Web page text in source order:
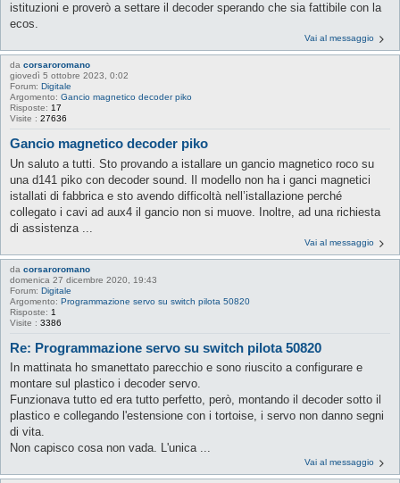
istituzioni e proverò a settare il decoder sperando che sia fattibile con la
ecos.
Vai al messaggio
da corsaroromano
giovedì 5 ottobre 2023, 0:02
Forum: Digitale
Argomento: Gancio magnetico decoder piko
Risposte: 17
Visite : 27636
Gancio magnetico decoder piko
Un saluto a tutti. Sto provando a istallare un gancio magnetico roco su
una d141 piko con decoder sound. Il modello non ha i ganci magnetici
istallati di fabbrica e sto avendo difficoltà nell’istallazione perché
collegato i cavi ad aux4 il gancio non si muove. Inoltre, ad una richiesta
di assistenza ...
Vai al messaggio
da corsaroromano
domenica 27 dicembre 2020, 19:43
Forum: Digitale
Argomento: Programmazione servo su switch pilota 50820
Risposte: 1
Visite : 3386
Re: Programmazione servo su switch pilota 50820
In mattinata ho smanettato parecchio e sono riuscito a configurare e
montare sul plastico i decoder servo.
Funzionava tutto ed era tutto perfetto, però, montando il decoder sotto il
plastico e collegando l'estensione con i tortoise, i servo non danno segni
di vita.
Non capisco cosa non vada. L'unica ...
Vai al messaggio